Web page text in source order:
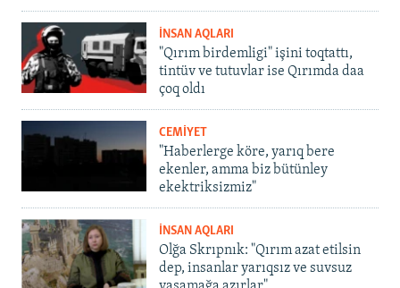
İNSAN AQLARI
"Qırım birdemligi" işini toqtattı,
tintüv ve tutuvlar ise Qırımda daa
çoq oldı
CEMİYET
"Haberlerge köre, yarıq bere
ekenler, amma biz bütünley
ekektriksizmiz"
İNSAN AQLARI
Olğa Skrıpnık: "Qırım azat etilsin
dep, insanlar yarıqsız ve suvsuz